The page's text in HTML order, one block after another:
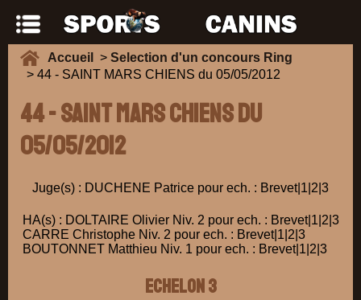
Accueil > Selection d'un concours Ring
> 44 - SAINT MARS CHIENS du 05/05/2012
44 - SAINT MARS CHIENS du
05/05/2012
Juge(s) : DUCHENE Patrice pour ech. : Brevet|1|2|3
HA(s) : DOLTAIRE Olivier Niv. 2 pour ech. : Brevet|1|2|3
CARRE Christophe Niv. 2 pour ech. : Brevet|1|2|3
BOUTONNET Matthieu Niv. 1 pour ech. : Brevet|1|2|3
ECHELON 3